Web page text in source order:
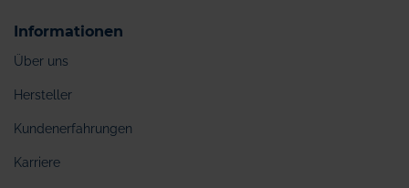
Informationen
Über uns
Hersteller
Kundenerfahrungen
Karriere